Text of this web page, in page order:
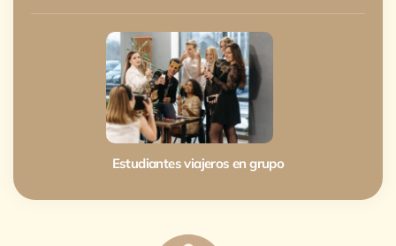
Estudiantes viajeros en grupo